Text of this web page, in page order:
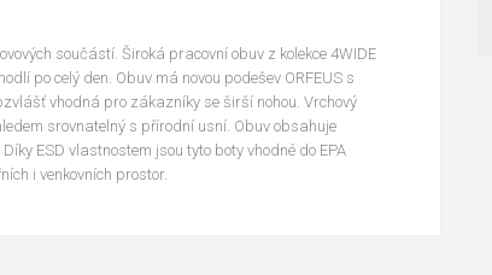
součástí. Široká pracovní obuv z kolekce 4WIDE
po celý den. Obuv má novou podešev ORFEUS s
vhodná pro zákazníky se širší nohou. Vrchový
srovnatelný s přírodní usní. Obuv obsahuje
ESD vlastnostem jsou tyto boty vhodné do EPA
i venkovních prostor.